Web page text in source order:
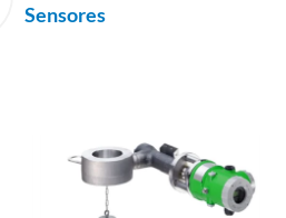
Sensores